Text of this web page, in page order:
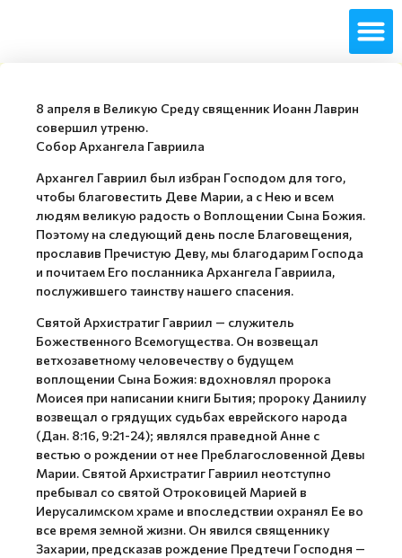
8 апреля в Великую Среду священник Иоанн Лаврин
совершил утреню.
Собор Архангела Гавриила
Архангел Гавриил был избран Господом для того,
чтобы благовестить Деве Марии, а с Нею и всем
людям великую радость о Воплощении Сына Божия.
Поэтому на следующий день после Благовещения,
прославив Пречистую Деву, мы благодарим Господа
и почитаем Его посланника Архангела Гавриила,
послужившего таинству нашего спасения.
Святой Архистратиг Гавриил — служитель
Божественного Всемогущества. Он возвещал
ветхозаветному человечеству о будущем
воплощении Сына Божия: вдохновлял пророка
Моисея при написании книги Бытия; пророку Даниилу
возвещал о грядущих судьбах еврейского народа
(Дан. 8:16, 9:21-24); являлся праведной Анне с
вестью о рождении от нее Преблагословенной Девы
Марии. Святой Архистратиг Гавриил неотступно
пребывал со святой Отроковицей Марией в
Иерусалимском храме и впоследствии охранял Ее во
все время земной жизни. Он явился священнику
Захарии, предсказав рождение Предтечи Господня —